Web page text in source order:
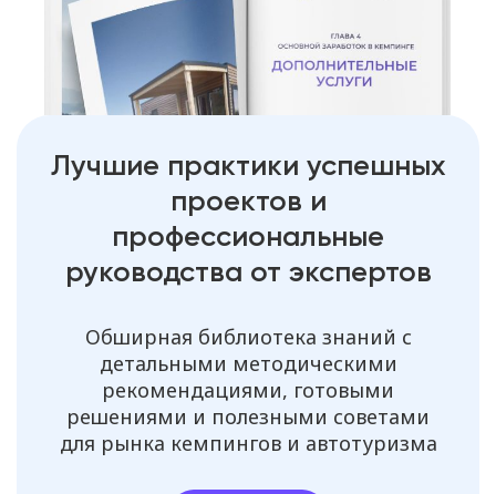
Лучшие практики успешных
проектов и
профессиональные
руководства от экспертов
Обширная библиотека знаний с
детальными методическими
рекомендациями, готовыми
решениями и полезными советами
для рынка кемпингов и автотуризма